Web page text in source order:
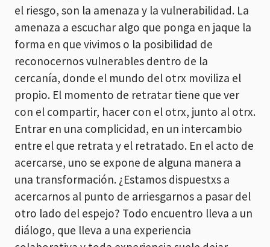
el riesgo, son la amenaza y la vulnerabilidad. La
amenaza a escuchar algo que ponga en jaque la
forma en que vivimos o la posibilidad de
reconocernos vulnerables dentro de la
cercanía, donde el mundo del otrx moviliza el
propio. El momento de retratar tiene que ver
con el compartir, hacer con el otrx, junto al otrx.
Entrar en una complicidad, en un intercambio
entre el que retrata y el retratado. En el acto de
acercarse, uno se expone de alguna manera a
una transformación. ¿Estamos dispuestxs a
acercarnos al punto de arriesgarnos a pasar del
otro lado del espejo? Todo encuentro lleva a un
diálogo, que lleva a una experiencia